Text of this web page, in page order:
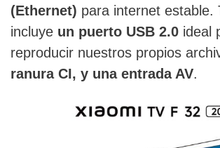
(Ethernet) para internet estable.
incluye un puerto USB 2.0 ideal
reproducir nuestros propios
ranura CI, y una entrada AV.